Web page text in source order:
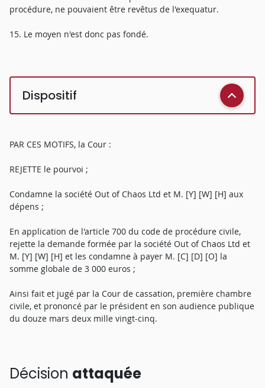
procédure, ne pouvaient être revêtus de l'exequatur.
15. Le moyen n'est donc pas fondé.
Dispositif
PAR CES MOTIFS, la Cour :
REJETTE le pourvoi ;
Condamne la société Out of Chaos Ltd et M. [Y] [W] [H] aux
dépens ;
En application de l'article 700 du code de procédure civile,
rejette la demande formée par la société Out of Chaos Ltd et
M. [Y] [W] [H] et les condamne à payer M. [C] [D] [O] la
somme globale de 3 000 euros ;
Ainsi fait et jugé par la Cour de cassation, première chambre
civile, et prononcé par le président en son audience publique
du douze mars deux mille vingt-cinq.
Décision attaquée